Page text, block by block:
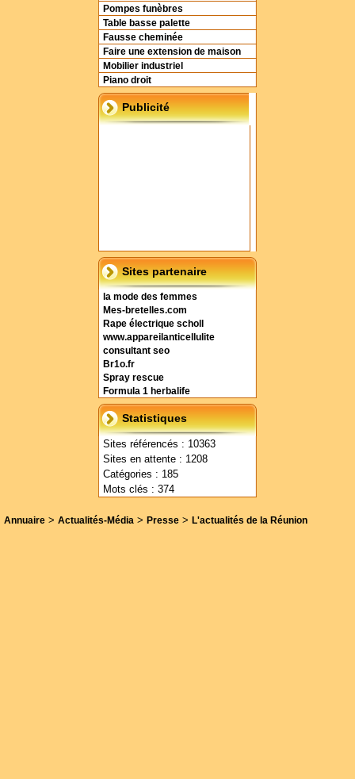
Pompes funèbres
Table basse palette
Fausse cheminée
Faire une extension de maison
Mobilier industriel
Piano droit
Publicité
Sites partenaire
la mode des femmes
Mes-bretelles.com
Rape électrique scholl
www.appareilanticellulite
consultant seo
Br1o.fr
Spray rescue
Formula 1 herbalife
Statistiques
Sites référencés : 10363
Sites en attente : 1208
Catégories : 185
Mots clés : 374
Annuaire > Actualités-Média > Presse > L'actualités de la Réunion